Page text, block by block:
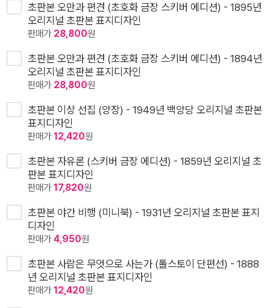
초판본 오만과 편견 (초호화 금장 스키버 에디션) - 1895년
오리지널 초판본 표지디자인
판매가 28,800원
초판본 오만과 편견 (초호화 금장 스키버 에디션) - 1894년
오리지널 초판본 표지디자인
판매가 28,800원
초판본 이상 선집 (양장) - 1949년 백양당 오리지널 초판본
표지디자인
판매가12,420원
초판본 자유론 (스키버 금장 에디션) - 1859년 오리지널 초
판본 표지디자인
판매가17,820원
초판본 야간 비행 (미니북) - 1931년 오리지널 초판본 표지
디자인
판매가4,950원
초판본 사람은 무엇으로 사는가 (톨스토이 단편선) - 1888
년 오리지널 초판본 표지디자인
판매가12,420원